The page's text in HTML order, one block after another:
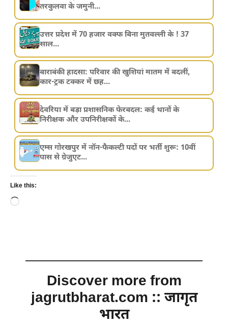
तरकुलवा के जमुनी...
उत्तर प्रदेश में 70 हजार वक्फ बिना मुतवल्ली के ! 37
साल...
बाराबंकी हादसा: परिवार की खुशियां मातम में बदलीं,
कार-ट्रक टक्कर में छह...
देवरिया में बड़ा प्रशासनिक फेरबदल: कई थानों के
निरीक्षक और उपनिरीक्षकों के...
एम्स गोरखपुर में नॉन-फैकल्टी पदों पर भर्ती शुरू: 10वीं
पास से ग्रेजुएट...
Like this:
Loading…
Discover more from
jagrutbharat.com :: जागृत
भारत